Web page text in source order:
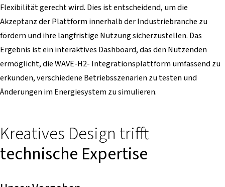
Flexibilität gerecht wird. Dies ist entscheidend, um die
Akzeptanz der Plattform innerhalb der Industriebranche zu
fördern und ihre langfristige Nutzung sicherzustellen. Das
Ergebnis ist ein interaktives Dashboard, das den Nutzenden
ermöglicht, die WAVE-H2- Integrationsplattform umfassend zu
erkunden, verschiedene Betriebsszenarien zu testen und
Änderungen im Energiesystem zu simulieren.
Kreatives Design trifft
technische Expertise